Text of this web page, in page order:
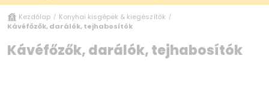
Kezdőlap / Konyhai kisgépek & kiegészítők /
Kávéfőzők, darálók, tejhabosítók
Kávéfőzők, darálók, tejhabosítók